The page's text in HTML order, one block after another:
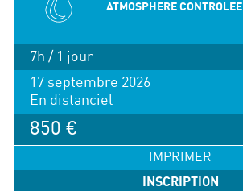
ATMOSPHERE CONTROLEE
7h / 1 jour
17 septembre 2026
En distanciel
850 €
IMPRIMER
INSCRIPTION